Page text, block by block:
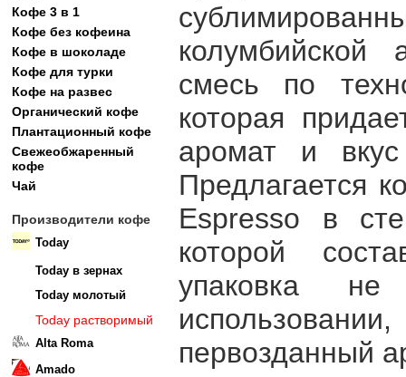
Кофе 3 в 1
Кофе без кофеина
Кофе в шоколаде
Кофе для турки
Кофе на развес
Органический кофе
Плантационный кофе
Свежеобжаренный
кофе
Чай
Производители кофе
Today
Today в зернах
Today молотый
Today растворимый
Alta Roma
Amado
колумбийской
смесь по
которая
аромат и
Предлагается
Espresso в
которой
упаковка
первозданный